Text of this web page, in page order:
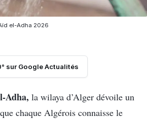
el-Adha 2026
sur Google Actualités
Adha, la wilaya d’Alger dévoile un
chaque Algérois connaisse le